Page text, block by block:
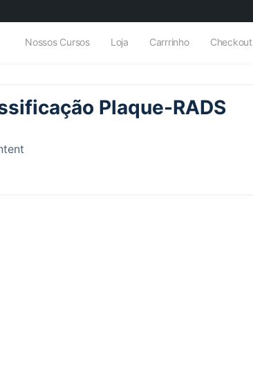
Nossos Cursos Loja Carrrinho Checkout
Plaque-RADS